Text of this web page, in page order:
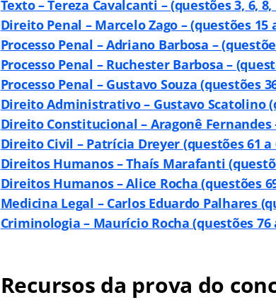
Texto – Tereza Cavalcanti – (questões 3, 6, 8,
Direito Penal – Marcelo Zago – (questões 15
Processo Penal – Adriano Barbosa –
Processo Penal – Ruchester Barbosa –
Processo Penal – Gustavo Souza (questões
Direito Administrativo – Gustavo Scatolino
Direito Constitucional – Aragonê Fernandes
Direito Civil – Patrícia Dreyer (questões 61 a
Direitos Humanos – Thaís Marafanti
Direitos Humanos – Alice Rocha (questões
Medicina Legal – Carlos Eduardo Palhares
Criminologia – Maurício Rocha (questões 76
Recursos da prova do